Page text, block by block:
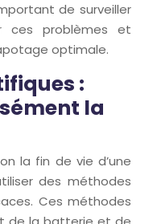
de surveiller
ces problèmes et
optimale.
:
la
la fin de vie d’une
des méthodes
Ces méthodes